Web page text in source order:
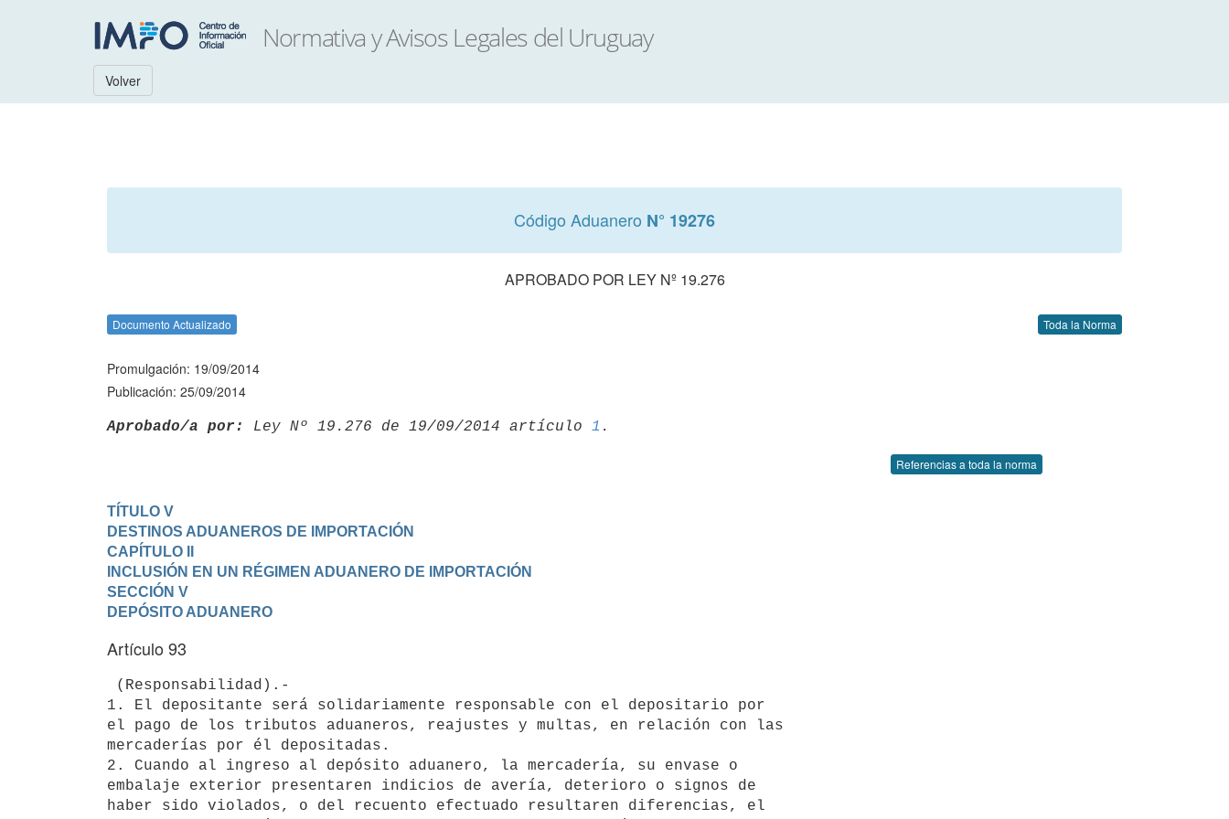
Volver
Código Aduanero N° 19276
APROBADO POR LEY Nº 19.276
Documento Actualizado Toda la Norma
Promulgación: 19/09/2014
Publicación: 25/09/2014
Aprobado/a por: Ley Nº 19.276 de 19/09/2014 artículo 1
Referencias a toda la norma
TÍTULO V
DESTINOS ADUANEROS DE IMPORTACIÓN
CAPÍTULO II
INCLUSIÓN EN UN RÉGIMEN ADUANERO DE IMPORTACIÓN
SECCIÓN V
DEPÓSITO ADUANERO
Artículo 93
1. El depositante será solidariamente responsable con el depositario por
el pago de los tributos aduaneros, reajustes y multas, en relación con las
mercaderías por él depositadas.
2. Cuando al ingreso al depósito aduanero, la mercadería, su envase o
embalaje exterior presentaren indicios de avería, deterioro o signos de
haber sido violados, o del recuento efectuado resultaren diferencias, el